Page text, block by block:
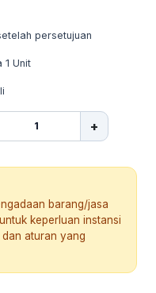
persetujuan
1 Unit
+
barang/jasa
keperluan instansi
aturan yang